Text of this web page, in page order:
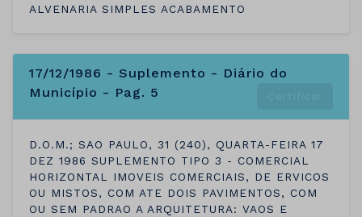
ALVENARIA SIMPLES ACABAMENTO
17/12/1986 - Suplemento - Diário do
Município - Pag. 5
D.O.M.; SAO PAULO, 31 (240), QUARTA-FEIRA 17
DEZ 1986 SUPLEMENTO TIPO 3 - COMERCIAL
HORIZONTAL IMOVEIS COMERCIAIS, DE ERVICOS
OU MISTOS, COM ATE DOIS PAVIMENTOS, COM
OU SEM PADRAO A ARQUITETURA: VAOS E